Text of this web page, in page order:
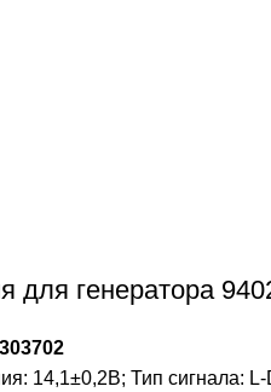
для генератора
14,1±0,2В; Тип сигнала: